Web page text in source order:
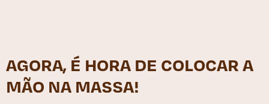
AGORA, É HORA DE COLOCAR A
MÃO NA MASSA!